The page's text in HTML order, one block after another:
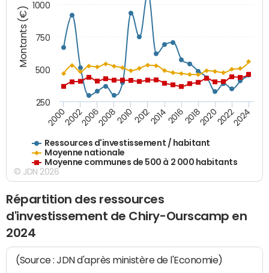
Montants (€)
Ressources d'investissement / habitant
Moyenne nationale
Moyenne communes de 500 à 2 000 habitants
200020022006200820102012201420162018202020222024
250
500
750
1000
© JDN 2026
Répartition des ressources
d'investissement de Chiry-Ourscamp en
2024
(Source : JDN d'après ministère de l'Economie)